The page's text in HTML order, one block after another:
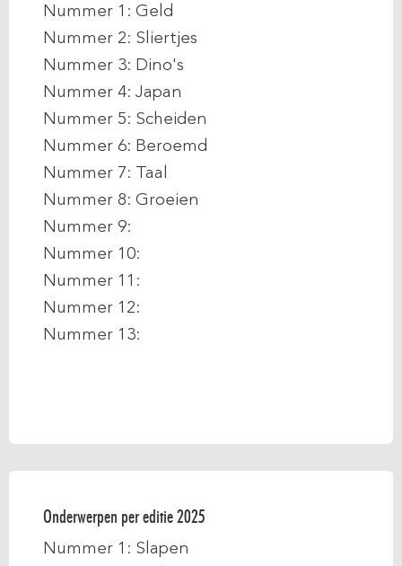
Nummer 1: Geld
Nummer 2: Sliertjes
Nummer 3: Dino's
Nummer 4: Japan
Nummer 5: Scheiden
Nummer 6: Beroemd
Nummer 7: Taal
Nummer 8: Groeien
Nummer 9:
Nummer 10:
Nummer 11:
Nummer 12:
Nummer 13:
Onderwerpen per editie 2025
Nummer 1: Slapen